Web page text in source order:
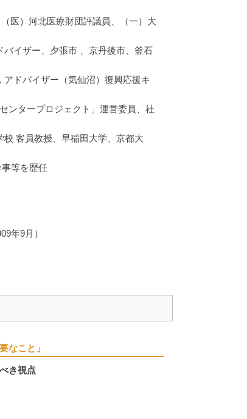
医）河北医療財団評議員、（一）大
イザー、夕張市 、京丹後市、釜石
ドバイザー（気仙沼）復興応援キ
ンタープロジェクト」運営委員、社
客員教授、早稲田大学、京都大
等を歴任
年9月）
なこと」
き視点